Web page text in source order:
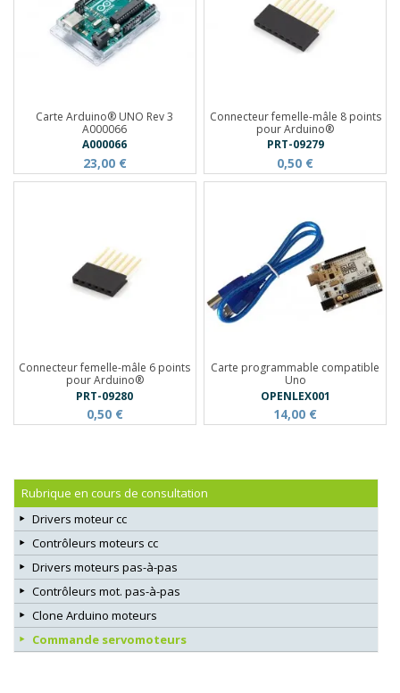
Carte Arduino® UNO Rev 3
A000066
A000066
23,00 €
Connecteur femelle-mâle 8 points
pour Arduino®
PRT-09279
0,50 €
Connecteur femelle-mâle 6 points
pour Arduino®
PRT-09280
0,50 €
Carte programmable compatible
Uno
OPENLEX001
14,00 €
Rubrique en cours de consultation
Drivers moteur cc
Contrôleurs moteurs cc
Drivers moteurs pas-à-pas
Contrôleurs mot. pas-à-pas
Clone Arduino moteurs
Commande servomoteurs